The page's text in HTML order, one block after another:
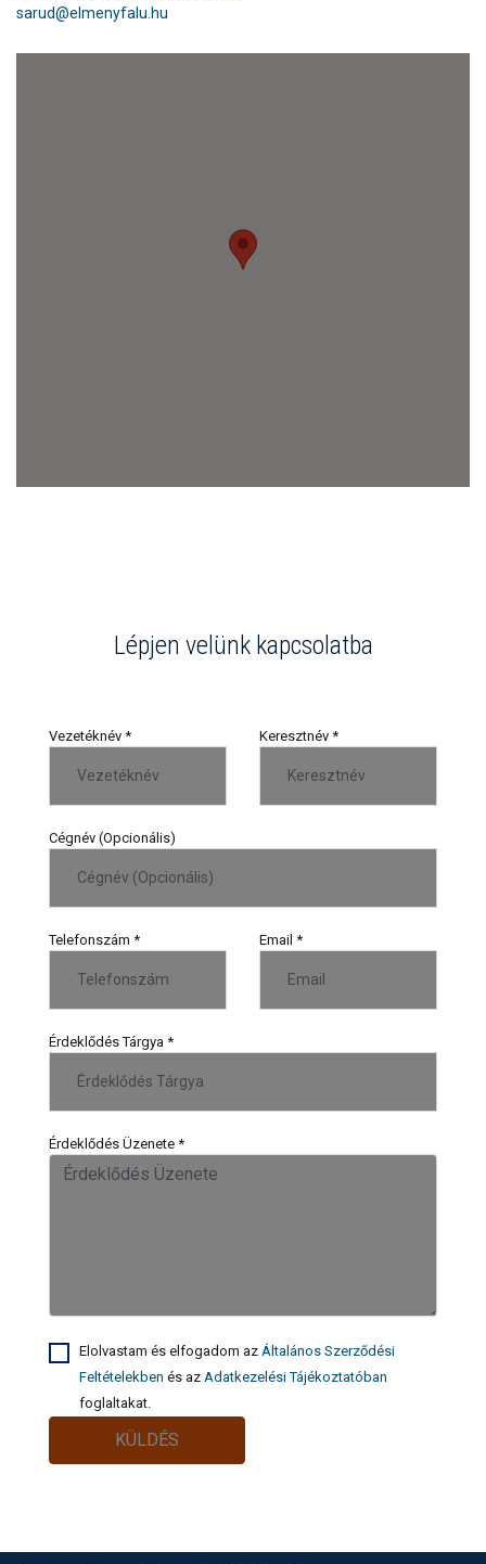
sarud@elmenyfalu.hu
Lépjen velünk kapcsolatba
Vezetéknév * Keresztnév *
Cégnév (Opcionális)
Telefonszám * Email *
Érdeklődés Tárgya *
Érdeklődés Üzenete *
Elolvastam és elfogadom az Általános Szerződési
Feltételekben és az Adatkezelési Tájékoztatóban
foglaltakat.
KÜLDÉS